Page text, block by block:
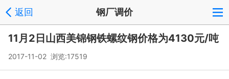
返回 钢厂调价
11月2日山西美锦钢铁螺纹钢价格为4130元/吨
2017-11-02 浏览:17519